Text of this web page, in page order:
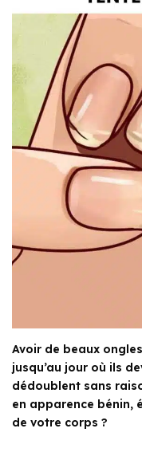
Avoir de beaux
jusqu’au jour où ils
dédoublent sans
en apparence bénin,
de votre corps ?